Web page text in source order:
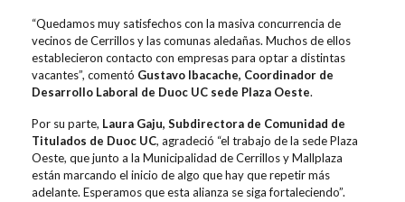
“Quedamos muy satisfechos con la masiva concurrencia de
vecinos de Cerrillos y las comunas aledañas. Muchos de ellos
establecieron contacto con empresas para optar a distintas
vacantes”, comentó Gustavo Ibacache, Coordinador de
Desarrollo Laboral de Duoc UC sede Plaza Oeste.
Por su parte, Laura Gaju, Subdirectora de Comunidad de
Titulados de Duoc UC, agradeció “el trabajo de la sede Plaza
Oeste, que junto a la Municipalidad de Cerrillos y Mallplaza
están marcando el inicio de algo que hay que repetir más
adelante. Esperamos que esta alianza se siga fortaleciendo”.